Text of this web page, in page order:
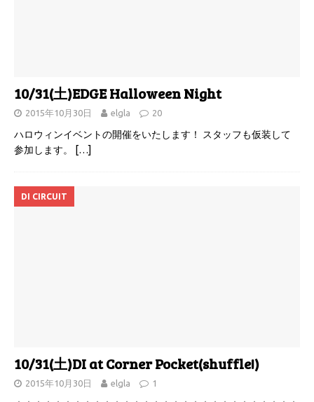
10/31(土)EDGE Halloween Night
2015年10月30日 elgla 20
ハロウィンイベントの開催をいたします！ スタッフも仮装して
参加します。
[…]
DI CIRCUIT
10/31(土)DI at Corner Pocket(shuffle!)
2015年10月30日 elgla 1